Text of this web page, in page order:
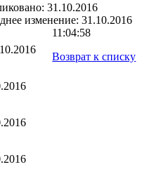
31.10.2016
изменение: 31.10.2016
11:04:58
Возврат к списку